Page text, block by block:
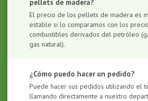
pellets de madera?
El precio de los pellets de madera es
estable si lo comparamos con los
combustibles derivados del petróleo
gas natural).
¿Cómo puedo hacer un pedido?
Puede hacer sus pedidos utilizando el
llamando directamente a nuestro